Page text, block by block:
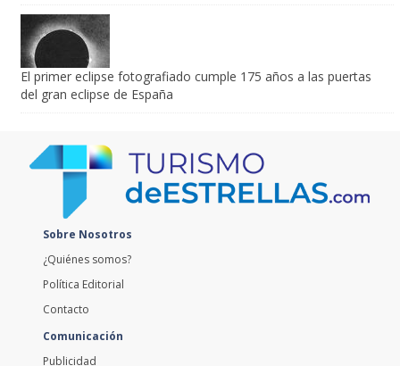
El primer eclipse fotografiado cumple 175 años a las puertas
del gran eclipse de España
Sobre Nosotros
¿Quiénes somos?
Política Editorial
Contacto
Comunicación
Publicidad